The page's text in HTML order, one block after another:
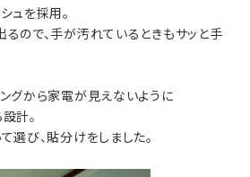
ュを採用。
ので、手が汚れているときもサッと手
グから家電が見えないように
計。
選び、貼分けをしました。